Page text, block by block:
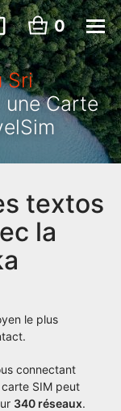
0
Sri
une Carte
textos
la
le plus
connectant
SIM peut
340 réseaux.